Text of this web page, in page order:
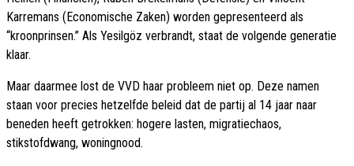
Karremans (Economische Zaken) worden gepresenteerd als
“kroonprinsen.” Als Yesilgöz verbrandt, staat de volgende generatie
klaar.
Maar daarmee lost de VVD haar probleem niet op. Deze namen
staan voor precies hetzelfde beleid dat de partij al 14 jaar naar
beneden heeft getrokken: hogere lasten, migratiechaos,
stikstofdwang, woningnood.